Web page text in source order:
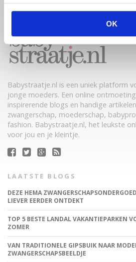
OK
Babystraatje.nl is een uniek platform
jonge moeders. Een online
inspirerende blogs en handige
zwangerschap, moederschap,
fashion. Babystraatje.nl, het leukste
voor jou en je kleintje.
LAATSTE BLOGS
DEZE HEMA
LIEVER EERDER ONTDEKT
TOP 5 BESTE LANDAL VAKANTIEPARKEN
ZOMER
VAN TRADITIONELE GIPSBUIK NAAR
ZWANGERSCHAPSBEELDJE